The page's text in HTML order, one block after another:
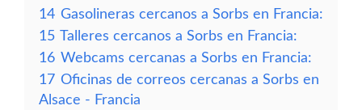
14 Gasolineras cercanos a Sorbs en Francia:
15 Talleres cercanos a Sorbs en Francia:
16 Webcams cercanas a Sorbs en Francia:
17 Oficinas de correos cercanas a Sorbs en
Alsace - Francia